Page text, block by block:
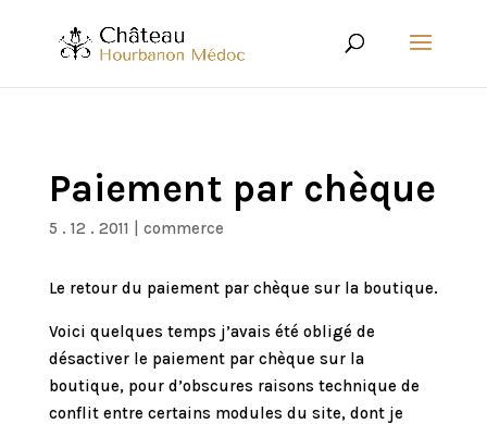
Paiement par chèque
5 . 12 . 2011 commerce
Le retour du paiement par chèque sur la boutique.
Voici quelques temps j’avais été obligé de
désactiver le paiement par chèque sur la
boutique, pour d’obscures raisons technique de
conflit entre certains modules du site, dont je